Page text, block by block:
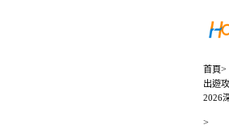
首頁>
出遊
2026
>